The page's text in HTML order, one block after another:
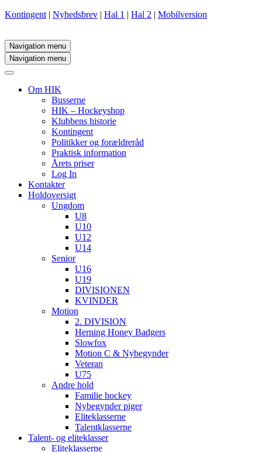
Kontingent | Nyhedsbrev | Hal 1 | Hal 2 | Mobilversion
Navigation menu
Navigation menu
Om HIK
Busserne
HIK – Hockeyshop
Klubbens historie
Kontingent
Politikker og forældreråd
Praktisk information
Årets priser
Log In
Kontakter
Holdoversigt
Ungdom
U8
U10
U12
U14
Senior
U16
U19
DIVISIONEN
KVINDER
Motion
2. DIVISION
Herning Honey Badgers
Slowfox
Motion C & Nybegynder
Veteran
U75
Andre hold
Familie hockey
Nybegynder piger
Eliteklasserne
Talentklasserne
Talent- og eliteklasser
Eliteklasserne